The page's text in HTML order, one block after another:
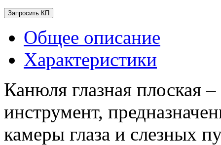
Запросить КП
Общее описание
Характеристики
Канюля глазная плоская
инструмент,
камеры глаза и слезных